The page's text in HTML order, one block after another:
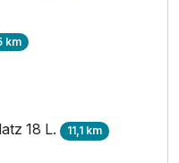
p.P. ab444,50 €
km
18 L. 11,1 km